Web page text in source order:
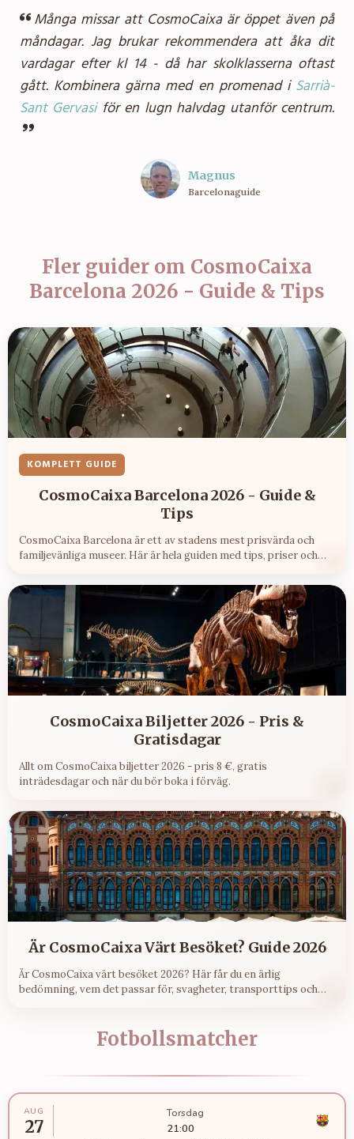
Många missar att CosmoCaixa är öppet även på
måndagar. Jag brukar rekommendera att åka dit
vardagar efter kl 14 - då har skolklasserna oftast
gått. Kombinera gärna med en promenad i Sarrià-
Sant Gervasiför en lugn halvdag utanför centrum.
Magnus
Barcelonaguide
Fler guider om CosmoCaixa
Barcelona 2026 - Guide & Tips
KOMPLETT GUIDE
CosmoCaixa Barcelona 2026 - Guide &
Tips
CosmoCaixa Barcelona är ett av stadens mest prisvärda och
familjevänliga museer. Här är hela guiden med tips, priser och
CosmoCaixa Biljetter 2026 - Pris &
Gratisdagar
Allt om CosmoCaixa biljetter 2026 - pris 8 €, gratis
inträdesdagar och när du bör boka i förväg.
Är CosmoCaixa Värt Besöket? Guide 2026
Är CosmoCaixa värt besöket 2026? Här får du en ärlig
bedömning, vem det passar för, svagheter, transporttips och
Fotbollsmatcher
AUG
27
Torsdag
21:00